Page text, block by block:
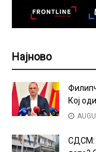
Најново
Кој
СДСМ: